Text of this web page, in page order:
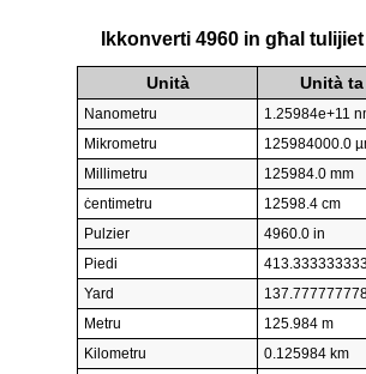
Ikkonverti 4960 in għal
Unità Unità
Nanometru
1.25984e+11
Mikrometru
125984000.0
Millimetru
125984.0 mm
ċentimetru
12598.4 cm
Pulzier
4960.0 in
Piedi
Yard
Metru
125.984 m
Kilometru
0.125984 km